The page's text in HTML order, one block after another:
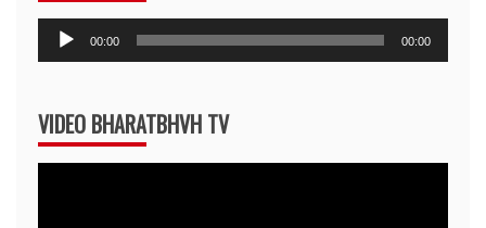
Audio
Player
00:00 00:00
VIDEO BHARATBHVH TV